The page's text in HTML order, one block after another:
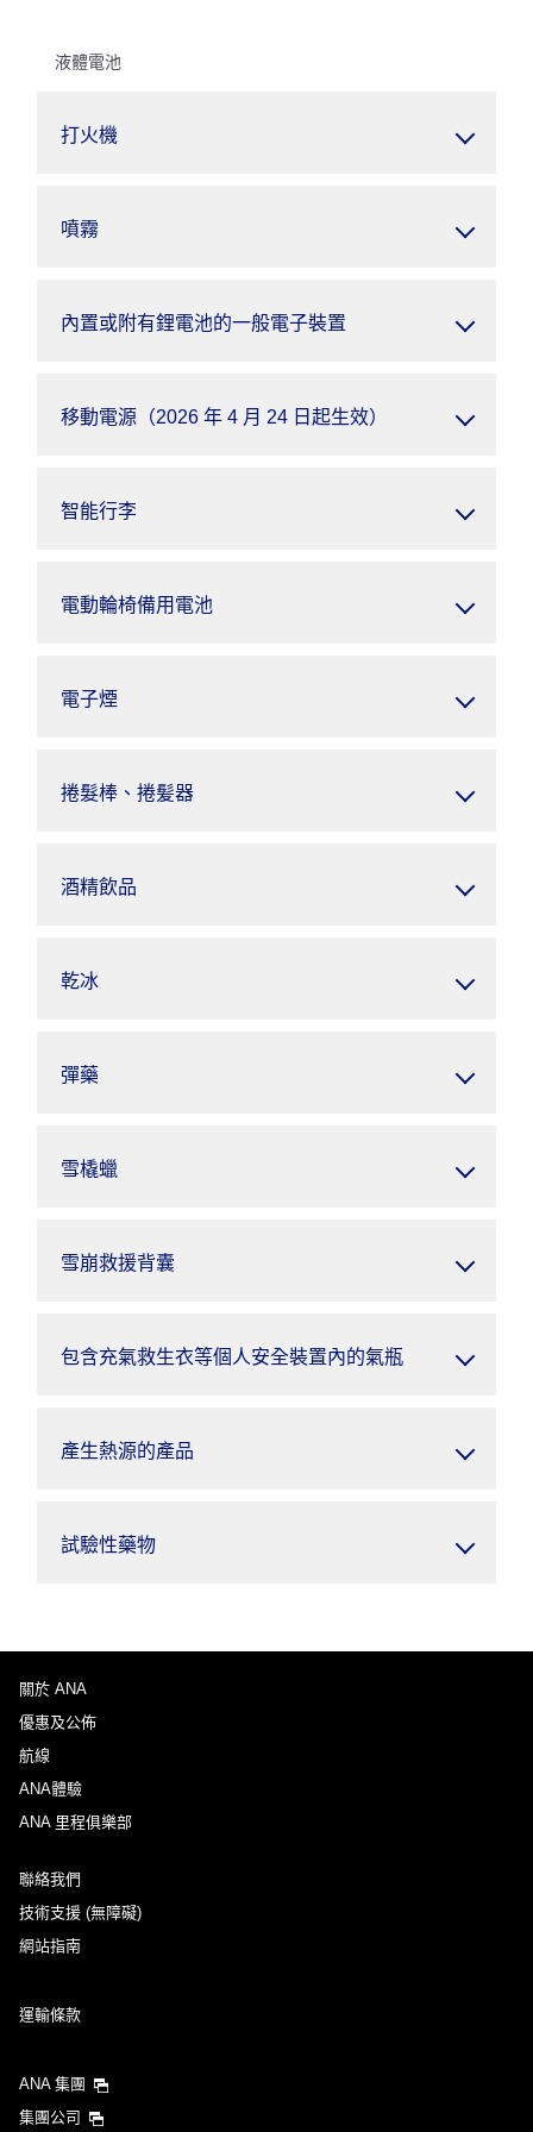
液體電池
打火機
噴霧
內置或附有鋰電池的一般電子裝置
移動電源（2026 年 4 月 24 日起生效）
智能行李
電動輪椅備用電池
電子煙
捲髮棒、捲髪器
酒精飲品
乾冰
彈藥
雪橇蠟
雪崩救援背囊
包含充氣救生衣等個人安全裝置內的氣瓶
產生熱源的產品
試驗性藥物
關於 ANA
優惠及公佈
航線
ANA體驗
ANA 里程俱樂部
聯絡我們
技術支援 (無障礙)
網站指南
運輸條款
ANA 集團
集團公司